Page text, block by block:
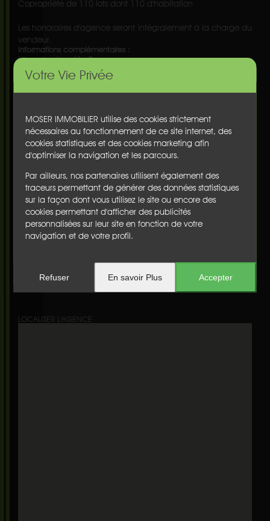
Votre Vie Privée
MOSER IMMOBILIER utilise des cookies strictement
nécessaires au fonctionnement de ce site internet, des
cookies statistiques et des cookies marketing afin
d'optimiser la navigation et les parcours.
Par ailleurs, nos partenaires utilisent également des
traceurs permettant de générer des données statistiques
sur la façon dont vous utilisez le site ou encore des
cookies permettant d'afficher des publicités
personnalisées sur leur site en fonction de votre
navigation et de votre profil.
Refuser En savoir Plus Accepter
Copropriété de 110 lots dont 110 d'habitation
Les honoraires d'agence seront intégralement à la charge du
vendeur.
Informations complémentaires :
Nbre de pièce(s) :3
Nbre de chambre(s) :2
Surface du terrain :nc
Balcon(s) :non
Cave :non
Garage : non
Parking :non
Etage :nc
Ascenseur :non
Honoraires :€
Diagnostics
Performance énergétique:
Emission de gaz à effet de serre:
LOCALISER L'AGENCE